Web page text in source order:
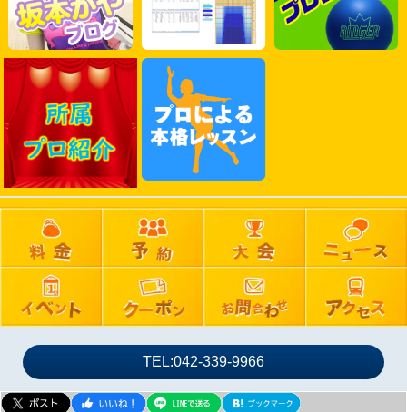
2025年04月
2025年03月
2025年02月
2025年01月
2024年12月
2024年11月
2024年10月
2024年09月
2024年08月
2024年07月
2024年06月
2024年05月
2024年04月
2024年03月
2024年02月
2024年01月
TEL:042-339-9966